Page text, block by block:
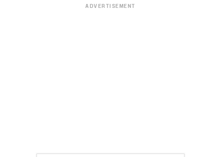
ADVERTISEMENT